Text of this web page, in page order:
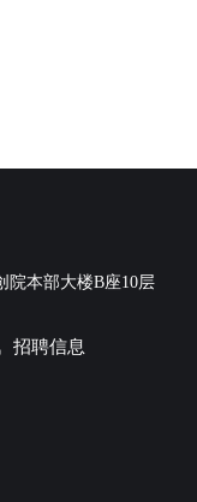
院本部大楼B座10层
招聘信息